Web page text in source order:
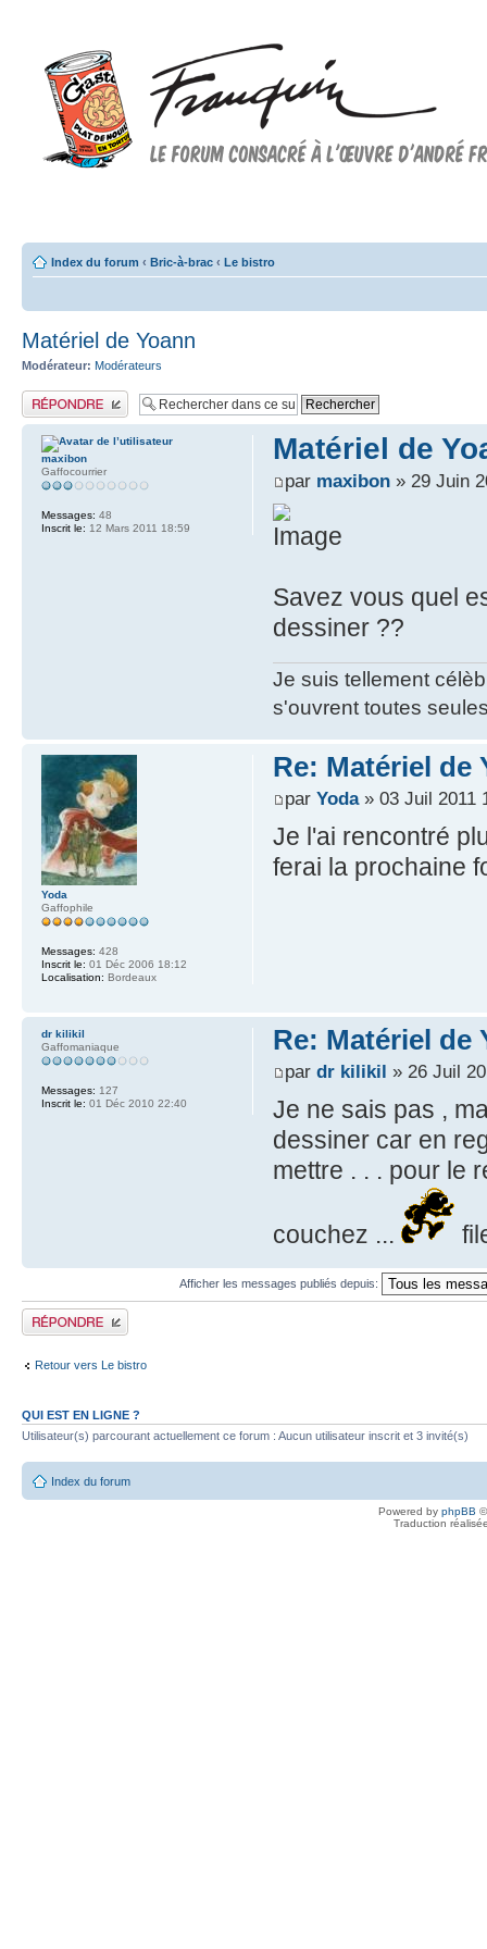
Index du forum ‹ Bric-à-brac ‹ Le bistro
Matériel de Yoann
Modérateur: Modérateurs
Publier une réponse
Matériel de
par maxibon» 29 Juin
Savez vous quel
dessiner ??
Je suis tellement
s'ouvrent toutes
maxibon
Gaffocourrier
Messages: 48
Inscrit le: 12 Mars 2011 18:59
Re: Matériel de
par Yoda» 03 Juil 2011
Je l'ai rencontré
ferai la prochaine
Yoda
Gaffophile
Messages: 428
Inscrit le: 01 Déc 2006 18:12
Localisation: Bordeaux
Re: Matériel de
par dr kilikil » 26 Juil
Je ne sais pas ,
dessiner car en
mettre . . . pour le
couchez ...
dr kilikil
Gaffomaniaque
Messages: 127
Inscrit le: 01 Déc 2010 22:40
Afficher les messages publiés depuis:
Publier une réponse
Retour vers Le bistro
QUI EST EN LIGNE ?
Utilisateur(s) parcourant actuellement ce forum : Aucun utilisateur inscrit et 3 invité(s)
Index du forum
Powered by phpBB
Traduction